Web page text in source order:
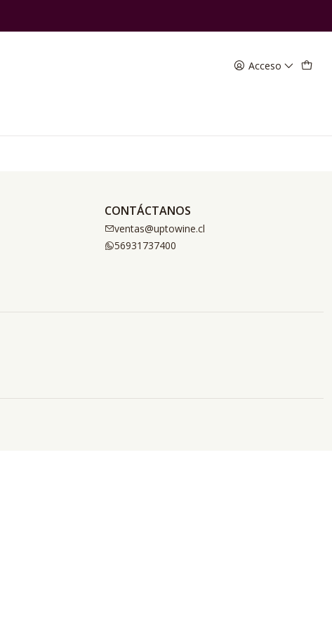
Acceso
CONTÁCTANOS
ventas@uptowine.cl
56931737400